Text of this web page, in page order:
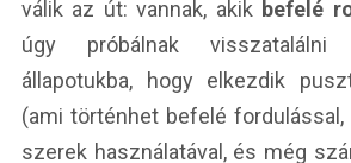
válik az út: vannak, akik befelé
úgy próbálnak visszatalálni
állapotukba, hogy elkezdik
(ami történhet befelé
szerek használatával, és még